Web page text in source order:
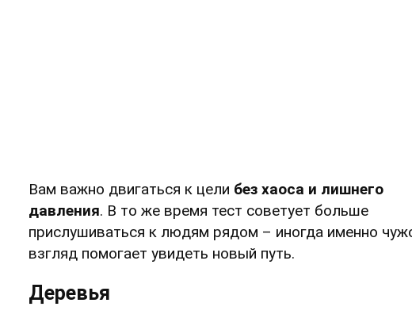
Вам важно двигаться к цели без хаоса и лишнего
давления. В то же время тест советует больше
прислушиваться к людям рядом – иногда именно
взгляд помогает увидеть новый путь.
Деревья